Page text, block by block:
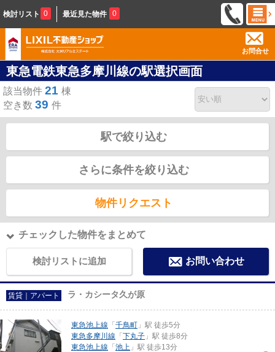
検討リスト 0 最近見た物件 0
お問合せ
東急電鉄東急多摩川線の駅選択画面
該当物件 21 棟
空き数 39 件
駅で絞り込む
さらに条件を絞り込む
物件リクエスト
チェックした物件をまとめて
検討リストに追加 お問い合わせ
賃貸｜アパート ラ・カシータ久が原
東急池上線 「 千鳥町 」駅 徒歩5分
東急多摩川線 「 下丸子 」駅 徒歩8分
東急池上線 「 池上 」駅 徒歩13分